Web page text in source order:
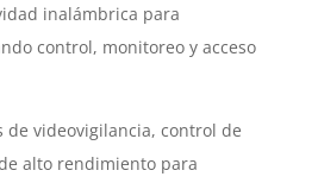
inalámbrica para
control, monitoreo y acceso
de videovigilancia, control de
alto rendimiento para